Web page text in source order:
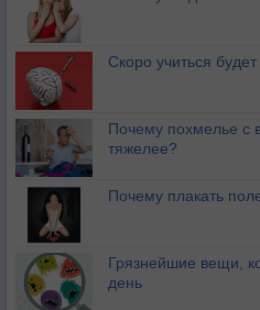
Скоро учиться
Почему похмелье с
тяжелее?
Почему плакать
Грязнейшие вещи,
день